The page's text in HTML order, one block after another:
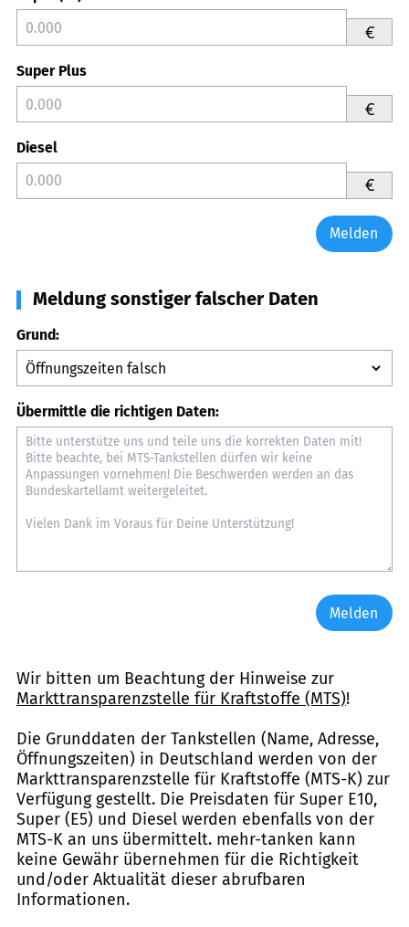
€
Super Plus
€
Diesel
€
Melden
Meldung sonstiger falscher Daten
Grund:
Übermittle die richtigen Daten:
Melden
Wir bitten um Beachtung der Hinweise zur
Markttransparenzstelle für Kraftstoffe (MTS)!
Die Grunddaten der Tankstellen (Name, Adresse,
Öffnungszeiten) in Deutschland werden von der
Markttransparenzstelle für Kraftstoffe (MTS-K) zur
Verfügung gestellt. Die Preisdaten für Super E10,
Super (E5) und Diesel werden ebenfalls von der
MTS-K an uns übermittelt. mehr-tanken kann
keine Gewähr übernehmen für die Richtigkeit
und/oder Aktualität dieser abrufbaren
Informationen.